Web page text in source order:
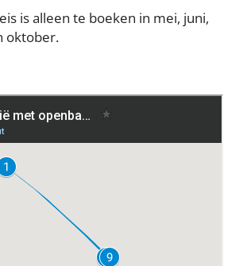
is alleen te boeken in mei, juni,
oktober.